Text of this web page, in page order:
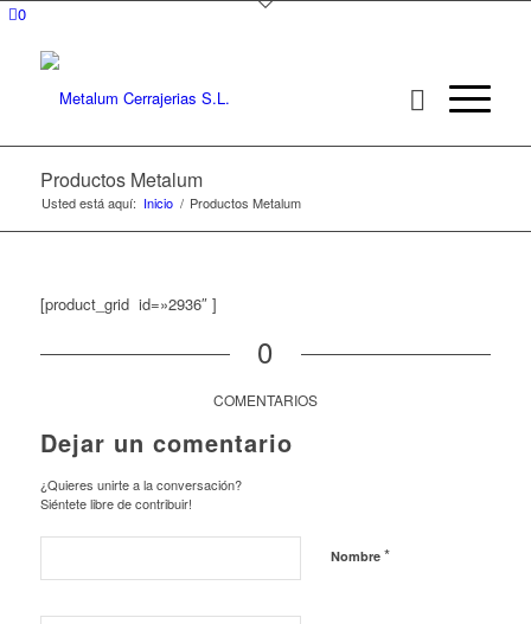
0
Productos Metalum
Usted está aquí: Inicio / Productos Metalum
[product_grid id=»2936″ ]
0
COMENTARIOS
Dejar un comentario
¿Quieres unirte a la conversación?
Siéntete libre de contribuir!
Nombre *